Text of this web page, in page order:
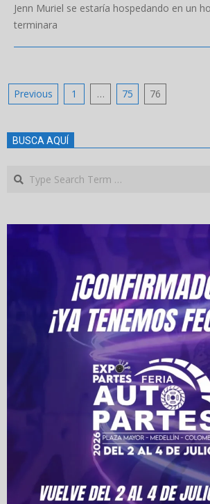
Jenn Muriel se estaría hospedando en un
terminara
Posts
Previous 1 … 75 76
BUSCA AQUÍ
Search